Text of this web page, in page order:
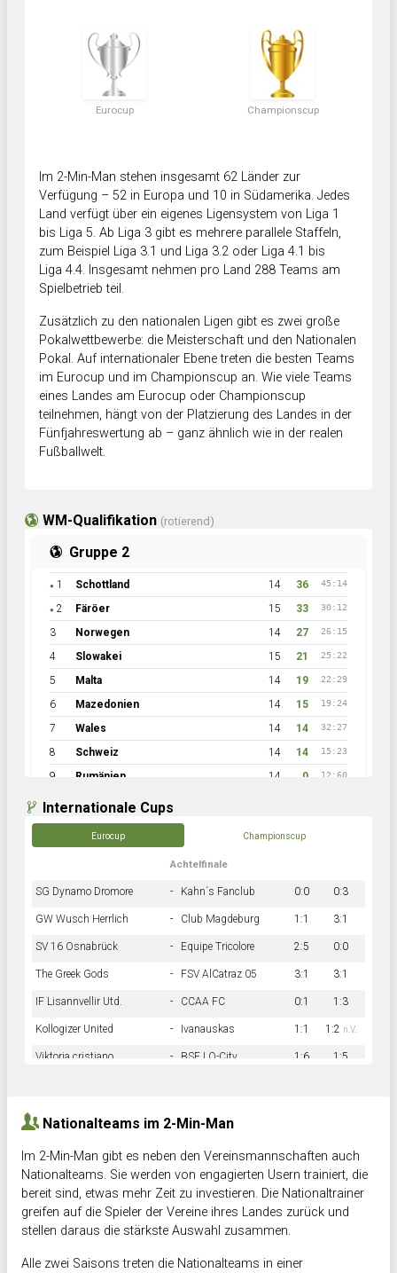
Eurocup Championscup
Im 2-Min-Man stehen insgesamt 62 Länder zur
Verfügung – 52 in Europa und 10 in Südamerika. Jedes
Land verfügt über ein eigenes Ligensystem von Liga 1
bis Liga 5. Ab Liga 3 gibt es mehrere parallele Staffeln,
zum Beispiel Liga 3.1 und Liga 3.2 oder Liga 4.1 bis
Liga 4.4. Insgesamt nehmen pro Land 288 Teams am
Spielbetrieb teil.
Zusätzlich zu den nationalen Ligen gibt es zwei große
Pokalwettbewerbe: die Meisterschaft und den Nationalen
Pokal. Auf internationaler Ebene treten die besten Teams
im Eurocup und im Championscup an. Wie viele Teams
eines Landes am Eurocup oder Championscup
teilnehmen, hängt von der Platzierung des Landes in der
Fünfjahreswertung ab – ganz ähnlich wie in der realen
Fußballwelt.
WM-Qualifikation (rotierend)
Gruppe 2
● 1 Schottland 14 36 45:14
● 2 Färöer 15 33 30:12
3 Norwegen 14 27 26:15
4 Slowakei 15 21 25:22
5 Malta 14 19 22:29
6 Mazedonien 14 15 19:24
7 Wales 14 14 32:27
8 Schweiz 14 14 15:23
9 Rumänien 14 0 12:60
Internationale Cups
Eurocup Championscup
Achtelfinale
SG Dynamo Dromore - Kahn´s Fanclub 0:0 0:3
GW Wusch Herrlich - Club Magdeburg 1:1 3:1
SV 16 Osnabrück - Equipe Tricolore 2:5 0:0
The Greek Gods - FSV AlCatraz 05 3:1 3:1
IF Lisannvellir Utd. - CCAA FC 0:1 1:3
Kollogizer United - Ivanauskas 1:1 1:2 n.V.
Viktoria cristiano - BSF LO-City 1:6 1:5
Nationalteams im 2-Min-Man
Im 2-Min-Man gibt es neben den Vereinsmannschaften auch
Nationalteams. Sie werden von engagierten Usern trainiert, die
bereit sind, etwas mehr Zeit zu investieren. Die Nationaltrainer
greifen auf die Spieler der Vereine ihres Landes zurück und
stellen daraus die stärkste Auswahl zusammen.
Alle zwei Saisons treten die Nationalteams in einer